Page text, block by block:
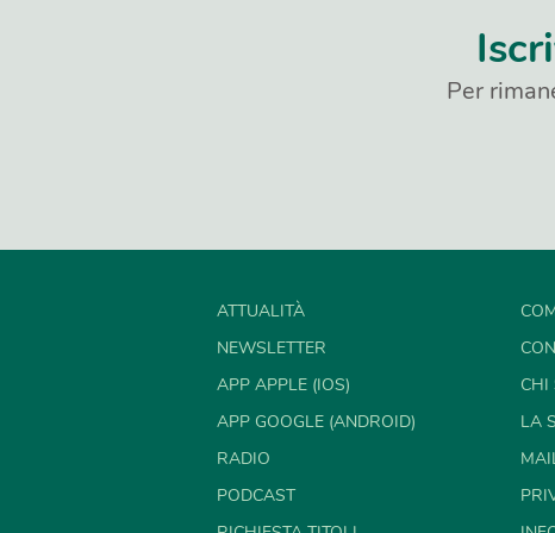
Per
ATTUALITÀ
NEWSLETTER
APP APPLE (IOS)
APP GOOGLE (ANDROID)
RADIO
PODCAST
CHI
LA